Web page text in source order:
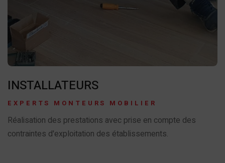
INSTALLATEURS
EXPERTS MONTEURS MOBILIER
Réalisation des prestations avec prise en compte des
contraintes d'exploitation des établissements.